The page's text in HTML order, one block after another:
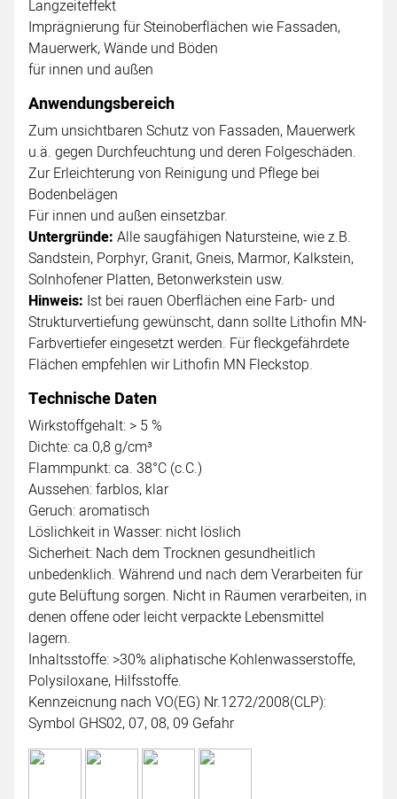
Langzeiteffekt
Imprägnierung für Steinoberflächen wie Fassaden,
Mauerwerk, Wände und Böden
für innen und außen
Anwendungsbereich
Zum unsichtbaren Schutz von Fassaden, Mauerwerk
u.ä. gegen Durchfeuchtung und deren Folgeschäden.
Zur Erleichterung von Reinigung und Pflege bei
Bodenbelägen
Für innen und außen einsetzbar.
Untergründe: Alle saugfähigen Natursteine, wie z.B.
Sandstein, Porphyr, Granit, Gneis, Marmor, Kalkstein,
Solnhofener Platten, Betonwerkstein usw.
Hinweis: Ist bei rauen Oberflächen eine Farb- und
Strukturvertiefung gewünscht, dann sollte Lithofin MN-
Farbvertiefer eingesetzt werden. Für fleckgefährdete
Flächen empfehlen wir Lithofin MN Fleckstop.
Technische Daten
Wirkstoffgehalt: > 5 %
Dichte: ca.0,8 g/cm³
Flammpunkt: ca. 38°C (c.C.)
Aussehen: farblos, klar
Geruch: aromatisch
Löslichkeit in Wasser: nicht löslich
Sicherheit: Nach dem Trocknen gesundheitlich
unbedenklich. Während und nach dem Verarbeiten für
gute Belüftung sorgen. Nicht in Räumen verarbeiten, in
denen offene oder leicht verpackte Lebensmittel
lagern.
Inhaltsstoffe: >30% aliphatische Kohlenwasserstoffe,
Polysiloxane, Hilfsstoffe.
Kennzeicnung nach VO(EG) Nr.1272/2008(CLP):
Symbol GHS02, 07, 08, 09 Gefahr